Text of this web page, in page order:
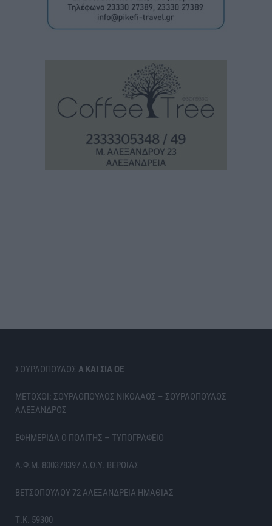
ΣΟΥΡΛΟΠΟΥΛΟΣ Α ΚΑΙ ΣΙΑ ΟΕ
ΜΕΤΟΧΟΙ: ΣΟΥΡΛΟΠΟΥΛΟΣ ΝΙΚΟΛΑΟΣ – ΣΟΥΡΛΟΠΟΥΛΟΣ
ΑΛΕΞΑΝΔΡΟΣ
ΕΦΗΜΕΡΙΔΑ Ο ΠΟΛΙΤΗΣ – ΤΥΠΟΓΡΑΦΕΙΟ
Α.Φ.Μ. 800378397 Δ.Ο.Υ. ΒΕΡΟΙΑΣ
ΒΕΤΣΟΠΟΥΛΟΥ 72 ΑΛΕΞΑΝΔΡΕΙΑ ΗΜΑΘΙΑΣ
Τ.Κ. 59300